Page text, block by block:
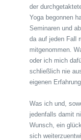
der
Yoga begonnen
Seminaren und
da auf jeden Fall
mitgenommen.
oder ich mich
schließlich nie
eigenen
Was ich und,
jedenfalls damit
Wunsch, ein
sich